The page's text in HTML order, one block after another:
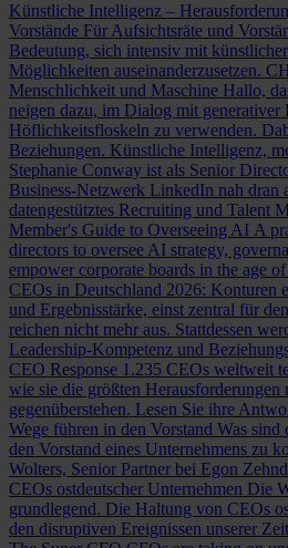
Künstliche Intelligenz –
Vorstände Für Aufsichtsräte und
Bedeutung, sich intensiv mit
Möglichkeiten auseinanderzusetzen.
Menschlichkeit und Maschine Hallo,
neigen dazu, im Dialog mit
Höflichkeitsfloskeln zu verwenden.
Beziehungen. Künstliche Intelligenz,
Stephanie Conway ist als Senior
Business-Netzwerk LinkedIn nah dran
datengestütztes Recruiting und Talent
Member's Guide to Overseeing AI A
directors to oversee AI strategy,
empower corporate boards in the age
CEOs in Deutschland 2026: Konturen
und Ergebnisstärke, einst zentral für
reichen nicht mehr aus. Stattdessen
Leadership-Kompetenz und
CEO Response 1.235 CEOs weltweit
wie sie die größten Herausforderungen
gegenüberstehen. Lesen Sie ihre
Wege führen in den Vorstand Was sind
den Vorstand eines Unternehmens zu
Wolters, Senior Partner bei Egon
CEOs ostdeutscher Unternehmen Die
grundlegend. Die Haltung von CEOs
den disruptiven Ereignissen unserer